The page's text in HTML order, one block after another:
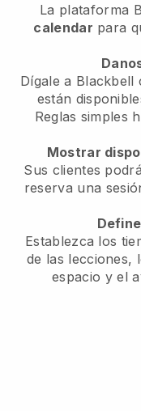
La plataforma
calendar para
Dígale a Blackbell
están
Reglas simples
Mostrar
Sus clientes
reserva una
Establezca los
de las lecciones,
espacio y el